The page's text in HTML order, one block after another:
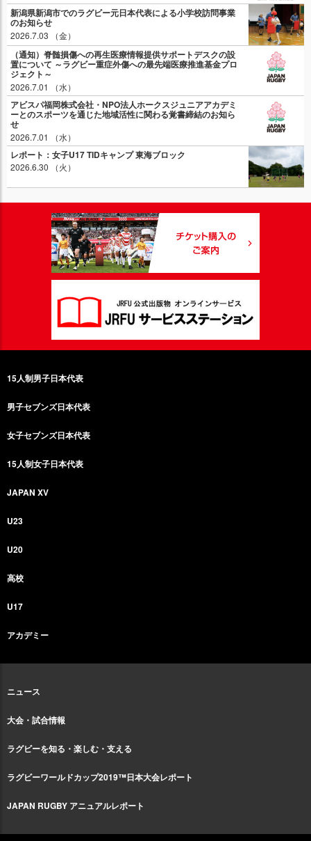
新潟県新潟市でのラグビー元日本代表による小学校訪問事業
のお知らせ
2026.7.03 （金）
（通知）脊髄損傷への再生医療情報提供サポートデスクの設
置について ～ラグビー重症外傷への最先端医療推進基金プロ
ジェクト～
2026.7.01 （水）
アビスパ福岡株式会社・NPO法人ホークスジュニアアカデミ
ーとのスポーツを通じた地域活性に関わる覚書締結のお知ら
せ
2026.7.01 （水）
レポート：女子U17 TIDキャンプ 東海ブロック
2026.6.30 （火）
15人制男子日本代表
男子セブンズ日本代表
女子セブンズ日本代表
15人制女子日本代表
JAPAN XV
U23
U20
高校
U17
アカデミー
ニュース
大会・試合情報
ラグビーを知る・楽しむ・支える
ラグビーワールドカップ2019™日本大会レポート
JAPAN RUGBY アニュアルレポート